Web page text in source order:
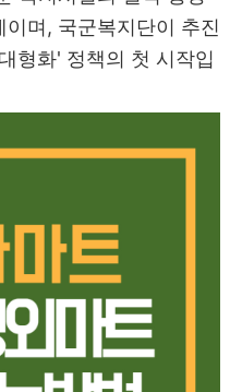
며, 국군복지단이 추진
형화' 정책의 첫 시작입